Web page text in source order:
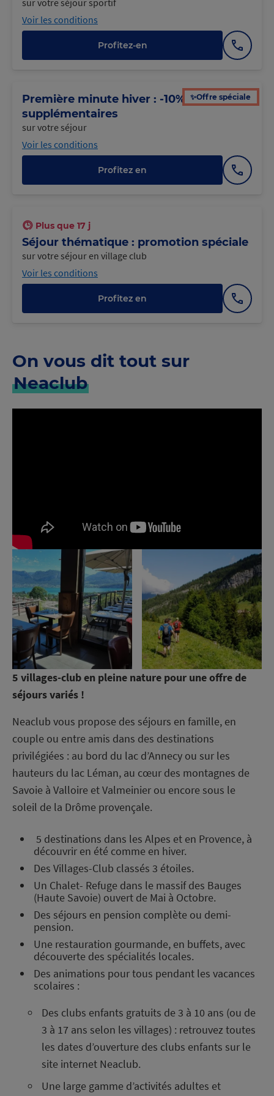
sur votre séjour sportif
Voir les conditions
Profitez-en
Afficher
le
Première minute hiver : -10%
supplémentaires
sur votre séjour
Voir les conditions
Profitez en
Afficher
le
✨Offre spéciale
Plus que 17 j
Séjour thématique : promotion spéciale
sur votre séjour en village club
Voir les conditions
Profitez en
Afficher
le
On vous dit tout sur
Neaclub
5 villages-club en pleine nature pour une offre de
séjours variés !
Neaclub vous propose des séjours en famille, en
couple ou entre amis dans des destinations
privilégiées : au bord du lac d’Annecy ou sur les
hauteurs du lac Léman, au cœur des montagnes de
Savoie à Valloire et Valmeinier ou encore sous le
soleil de la Drôme provençale.
5 destinations dans les Alpes et en Provence, à
découvrir en été comme en hiver.
Des Villages-Club classés 3 étoiles.
Un Chalet- Refuge dans le massif des Bauges
(Haute Savoie) ouvert de Mai à Octobre.
Des séjours en pension complète ou demi-
pension.
Une restauration gourmande, en buffets, avec
découverte des spécialités locales.
Des animations pour tous pendant les vacances
scolaires :
Des clubs enfants gratuits de 3 à 10 ans (ou de
3 à 17 ans selon les villages) : retrouvez toutes
les dates d’ouverture des clubs enfants sur le
site internet Neaclub.
Une large gamme d’activités adultes et